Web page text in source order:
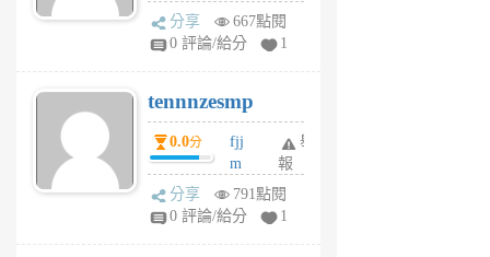
sg
sr
6
個
月
前
分享
667點閱
0 評論/給分
1
tennnzesmp
0.0分
fjj
m
w
rs
舉
報
分享
791點閱
0 評論/給分
1